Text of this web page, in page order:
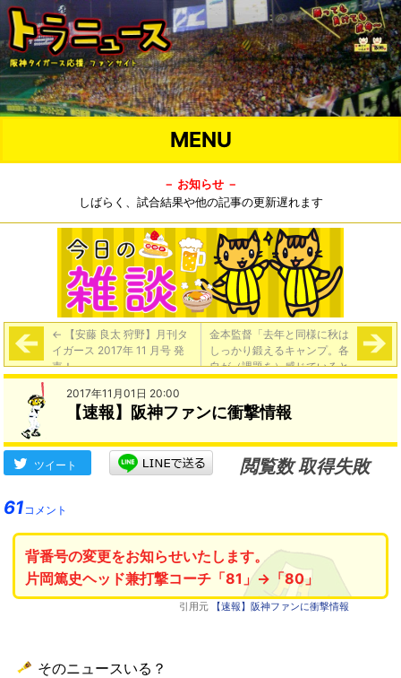
MENU
－ お知らせ －
しばらく、試合結果や他の記事の更新遅れます
← 【安藤 良太 狩野】月刊タ
イガース 2017年 11 月号 発
売！
金本監督「去年と同様に秋は
しっかり鍛えるキャンプ。各
自が（課題を）感じていると
思う」→
2017年11月01日 20:00
【速報】阪神ファンに衝撃情報
ツイート
閲覧数 取得失敗
61コメント
背番号の変更をお知らせいたします。
片岡篤史ヘッド兼打撃コーチ「81」→「80」
引用元 【速報】阪神ファンに衝撃情報
そのニュースいる？